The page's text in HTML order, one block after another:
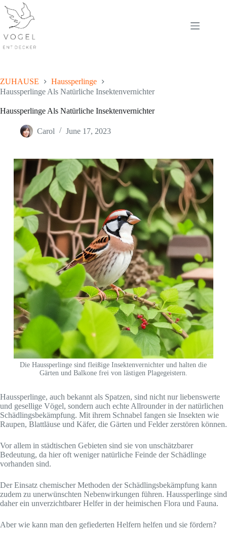
content
ZUHAUSE
Haussperlinge
Haussperlinge Als Natürliche Insektenvernichter
Haussperlinge Als Natürliche Insektenvernichter
Carol June 17, 2023
Die Haussperlinge sind fleißige Insektenvernichter und halten die
Gärten und Balkone frei von lästigen Plagegeistern.
Haussperlinge, auch bekannt als Spatzen, sind nicht nur liebenswerte
und gesellige Vögel, sondern auch echte Allrounder in der natürlichen
Schädlingsbekämpfung. Mit ihrem Schnabel fangen sie Insekten wie
Raupen, Blattläuse und Käfer, die Gärten und Felder zerstören können.
Vor allem in städtischen Gebieten sind sie von unschätzbarer
Bedeutung, da hier oft weniger natürliche Feinde der Schädlinge
vorhanden sind.
Der Einsatz chemischer Methoden der Schädlingsbekämpfung kann
zudem zu unerwünschten Nebenwirkungen führen. Haussperlinge sind
daher ein unverzichtbarer Helfer in der heimischen Flora und Fauna.
Aber wie kann man den gefiederten Helfern helfen und sie fördern?